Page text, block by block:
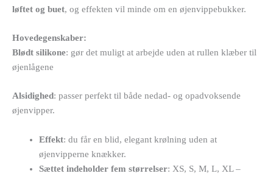
løftet og buet, og effekten vil minde om en øjenvippebukker.
Hovedegenskaber:
Blødt silikone: gør det muligt at arbejde uden at rullen klæber til
øjenlågene
Alsidighed: passer perfekt til både nedad- og opadvoksende
øjenvipper.
Effekt: du får en blid, elegant krølning uden at
øjenvipperne knækker.
Sættet indeholder fem størrelser: XS, S, M, L, XL –